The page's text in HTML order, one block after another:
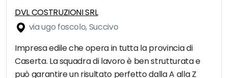
DVL COSTRUZIONI SRL
via ugo foscolo, Succivo
Impresa edile che opera in tutta la provincia di
Caserta. La squadra di lavoro è ben strutturata e
può garantire un risultato perfetto dalla A alla Z